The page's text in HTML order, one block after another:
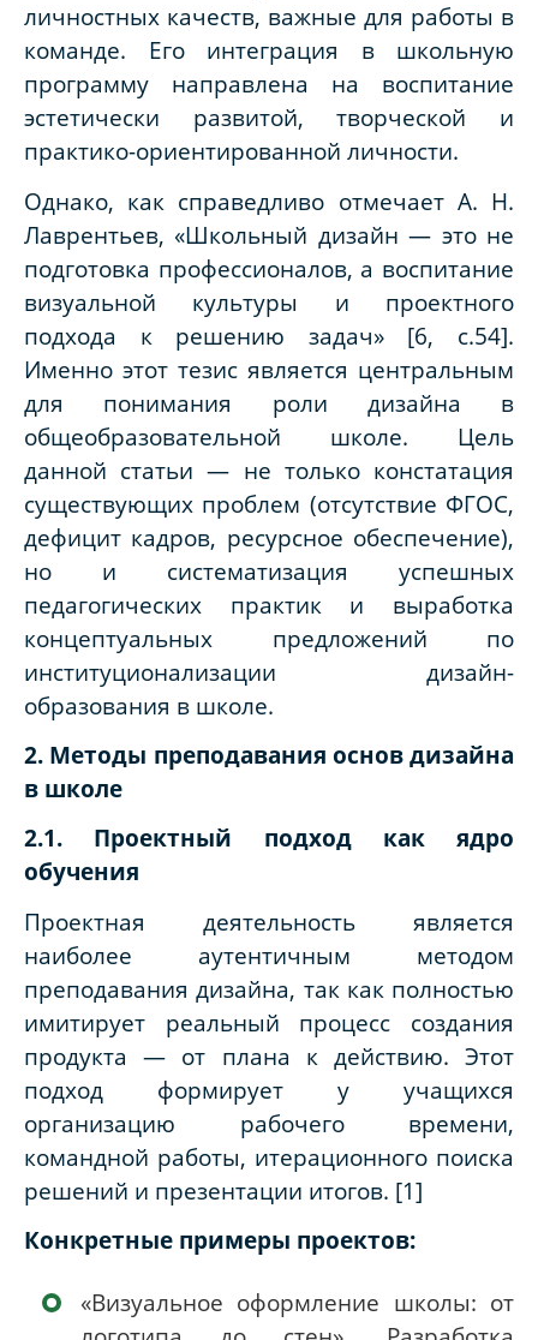
личностных качеств, важные для работы в
команде. Его интеграция в школьную
программу направлена на воспитание
эстетически развитой, творческой и
практико-ориентированной личности.
Однако, как справедливо отмечает А. Н.
Лаврентьев, «Школьный дизайн — это не
подготовка профессионалов, а воспитание
визуальной культуры и проектного
подхода к решению задач» [6, с.54].
Именно этот тезис является центральным
для понимания роли дизайна в
общеобразовательной школе. Цель
данной статьи — не только констатация
существующих проблем (отсутствие ФГОС,
дефицит кадров, ресурсное обеспечение),
но и систематизация успешных
педагогических практик и выработка
концептуальных предложений по
институционализации дизайн-
образования в школе.
2. Методы преподавания основ дизайна
в школе
2.1. Проектный подход как ядро
обучения
Проектная деятельность является
наиболее аутентичным методом
преподавания дизайна, так как полностью
имитирует реальный процесс создания
продукта — от плана к действию. Этот
подход формирует у учащихся
организацию рабочего времени,
командной работы, итерационного поиска
решений и презентации итогов. [1]
Конкретные примеры проектов:
«Визуальное оформление школы: от